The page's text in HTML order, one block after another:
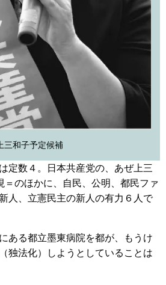
三和子予定候補
定数４。日本共産党の、あぜ上三
＝のほかに、自民、公明、都民ファ
人、立憲民主の新人の有力６人で
ある都立墨東病院を都が、もうけ
独法化）しようとしていることは